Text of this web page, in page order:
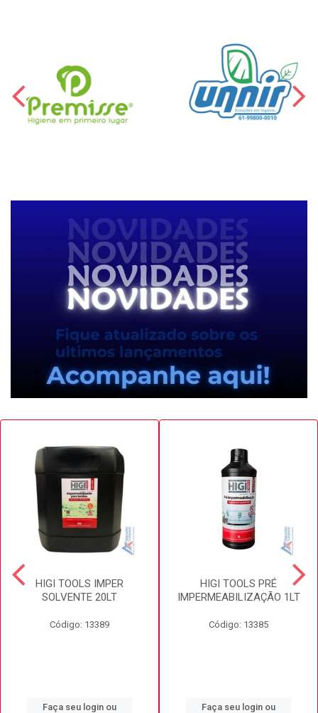
HIGI TOOLS IMPER
SOLVENTE 20LT
Código: 13389
Faça seu login ou
HIGI TOOLS PRÉ
IMPERMEABILIZAÇÃO 1LT
Código: 13385
Faça seu login ou